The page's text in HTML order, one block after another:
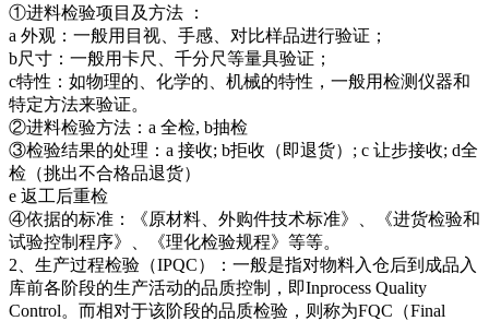
①进料检验项目及方法 ：
a 外观：一般用目视、手感、对比样品进行验证；
b尺寸：一般用卡尺、千分尺等量具验证；
c特性：如物理的、化学的、机械的特性，一般用检测仪器和
特定方法来验证。
②进料检验方法：a 全检, b抽检
③检验结果的处理：a 接收; b拒收（即退货）; c 让步接收; d全
检（挑出不合格品退货）
e 返工后重检
④依据的标准：《原材料、外购件技术标准》、《进货检验和
试验控制程序》、《理化检验规程》等等。
2、生产过程检验（IPQC）：一般是指对物料入仓后到成品入
库前各阶段的生产活动的品质控制，即Inprocess Quality
Control。而相对于该阶段的品质检验，则称为FQC（Final